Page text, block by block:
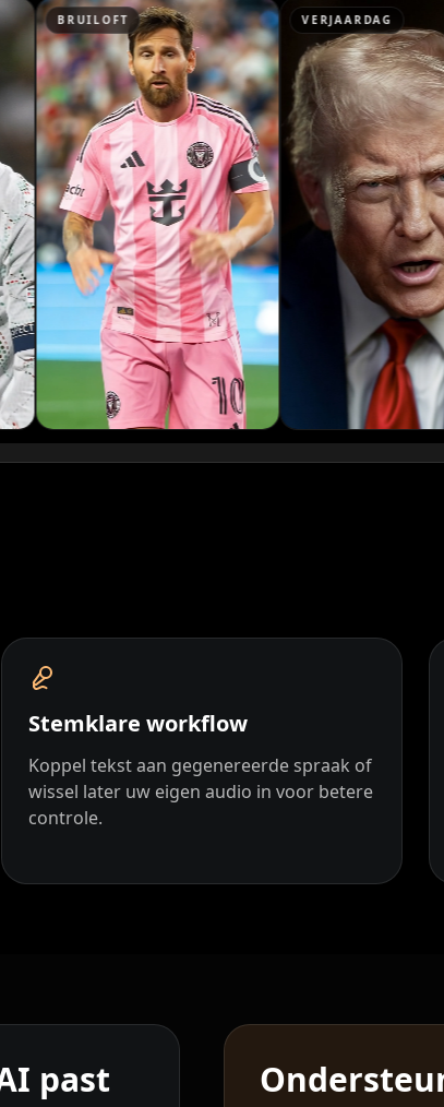
Podcaster 01
Podcaster 04
Podcaster 07
YouTuber 06
Reporter 02
Reporter 05
VERJAARDAG LANCERING
Stemklare workflow
Koppel tekst aan gegenereerde spraak of
wissel later uw eigen audio in voor betere
controle.
past